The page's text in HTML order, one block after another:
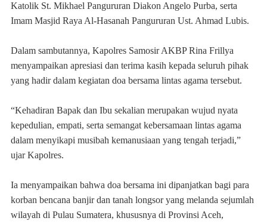
Katolik St. Mikhael Pangururan Diakon Angelo Purba, serta
Imam Masjid Raya Al-Hasanah Pangururan Ust. Ahmad Lubis.
Dalam sambutannya, Kapolres Samosir AKBP Rina Frillya
menyampaikan apresiasi dan terima kasih kepada seluruh pihak
yang hadir dalam kegiatan doa bersama lintas agama tersebut.
“Kehadiran Bapak dan Ibu sekalian merupakan wujud nyata
kepedulian, empati, serta semangat kebersamaan lintas agama
dalam menyikapi musibah kemanusiaan yang tengah terjadi,”
ujar Kapolres.
Ia menyampaikan bahwa doa bersama ini dipanjatkan bagi para
korban bencana banjir dan tanah longsor yang melanda sejumlah
wilayah di Pulau Sumatera, khususnya di Provinsi Aceh,